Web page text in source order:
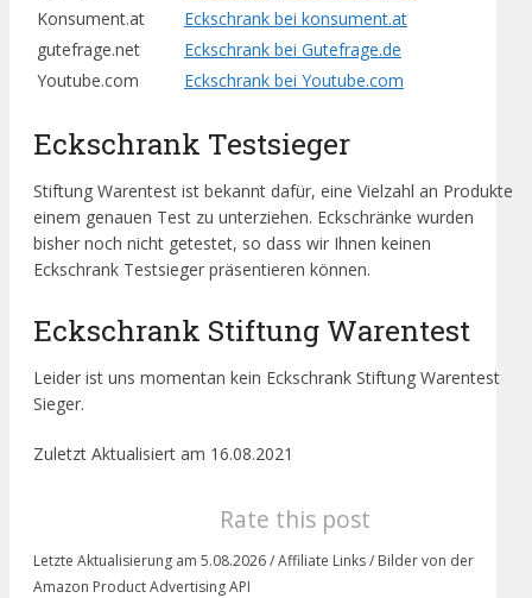
Konsument.at
Eckschrank bei konsument.at
gutefrage.net
Eckschrank bei Gutefrage.de
Youtube.com
Eckschrank bei Youtube.com
Eckschrank Testsieger
Stiftung Warentest ist bekannt dafür, eine Vielzahl an Produkte
einem genauen Test zu unterziehen. Eckschränke wurden
bisher noch nicht getestet, so dass wir Ihnen keinen
Eckschrank Testsieger präsentieren können.
Eckschrank Stiftung Warentest
Leider ist uns momentan kein Eckschrank Stiftung Warentest
Sieger.
Zuletzt Aktualisiert am 16.08.2021
Rate this post
Letzte Aktualisierung am 5.08.2026 / Affiliate Links / Bilder von der
Amazon Product Advertising API